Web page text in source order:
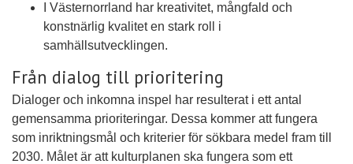
I Västernorrland har kreativitet, mångfald och
konstnärlig kvalitet en stark roll i
samhällsutvecklingen.
Från dialog till prioritering
Dialoger och inkomna inspel har resulterat i ett antal
gemensamma prioriteringar. Dessa kommer att fungera
som inriktningsmål och kriterier för sökbara medel fram till
2030. Målet är att kulturplanen ska fungera som ett